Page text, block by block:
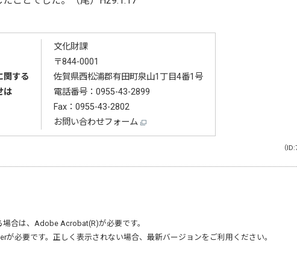
関する
は
文化財課
〒844-0001
佐賀県西松浦郡有田町泉山1丁目4番1号
電話番号： 0955-43-2899
Fax：0955-43-2802
お問い合わせフォーム
（
合は、 Adobe Acrobat(R)が必要です。
が必要です。正しく表示されない場合、最新バージョンをご利用ください。